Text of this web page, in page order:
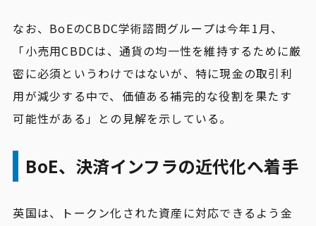
なお、BoEのCBDC学術諮問グループは今年1月、
「小売用CBDCは、通貨の均一性を維持するために厳
密に必須というわけではないが、特に現金の取引利
用が減少する中で、価値ある補完的な役割を果たす
可能性がある」との見解を示している。
BoE、決済インフラの近代化へ着手
英国は、トークン化された資産に対応できるよう金